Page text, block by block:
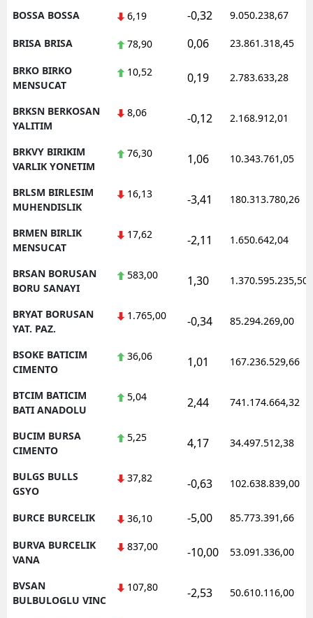
BOSSA BOSSA 6,19 -0,32 9.050.238,67
BRISA BRISA 78,90 0,06 23.861.318,45
BRKO BIRKO
MENSUCAT
10,52 0,19 2.783.633,28
BRKSN BERKOSAN
YALITIM
8,06 -0,12 2.168.912,01
BRKVY BIRIKIM
VARLIK YONETIM
76,30 1,06 10.343.761,05
BRLSM BIRLESIM
MUHENDISLIK
16,13 -3,41 180.313.780,26
BRMEN BIRLIK
MENSUCAT
17,62 -2,11 1.650.642,04
BRSAN BORUSAN
BORU SANAYI
583,00 1,30 1.370.595.235,50
BRYAT BORUSAN
YAT. PAZ.
1.765,00 -0,34 85.294.269,00
BSOKE BATICIM
CIMENTO
36,06 1,01 167.236.529,66
BTCIM BATICIM
BATI ANADOLU
5,04 2,44 741.174.664,32
BUCIM BURSA
CIMENTO
5,25 4,17 34.497.512,38
BULGS BULLS
GSYO
37,82 -0,63 102.638.839,00
BURCE BURCELIK 36,10 -5,00 85.773.391,66
BURVA BURCELIK
VANA
837,00 -10,00 53.091.336,00
BVSAN
BULBULOGLU VINC
107,80 -2,53 50.610.116,00